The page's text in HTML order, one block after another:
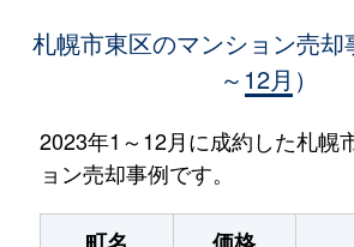
札幌市東区のマンション売却
～12月）
2023年1～12月に成約した札幌
ョン売却事例です。